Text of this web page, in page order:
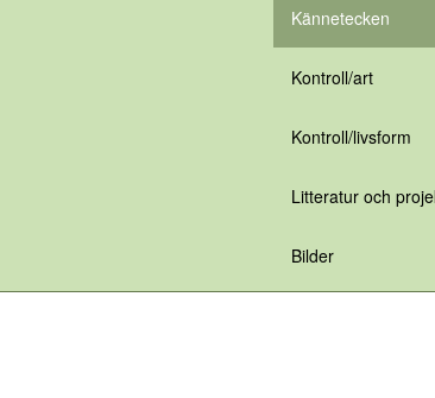
Kännetecken
Kontroll/art
Kontroll/livsform
Litteratur och
Bilder